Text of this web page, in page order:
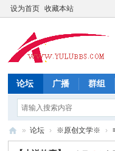
设为首页 收藏本站
论坛 广播 群组
» 论坛 › ※原创文学※ ›